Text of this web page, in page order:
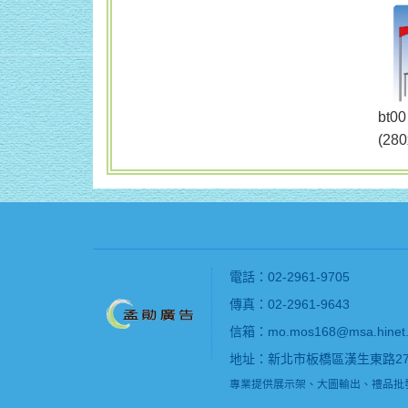
電話：02-2961-9705
傳真：02-2961-9643
信箱：
地址：新北市板橋區漢生東路
專業提供展示架、大圖輸出、禮品